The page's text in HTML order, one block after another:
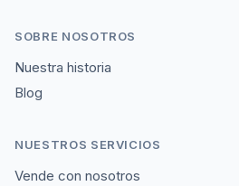
SOBRE NOSOTROS
Nuestra historia
Blog
NUESTROS SERVICIOS
Vende con nosotros